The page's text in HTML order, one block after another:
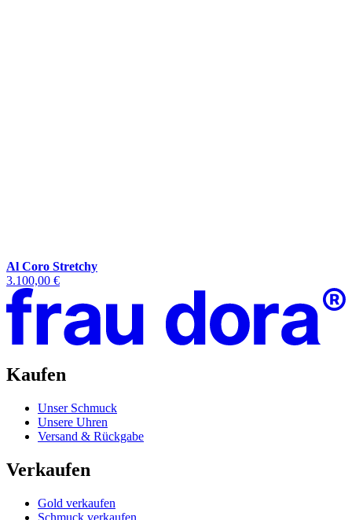
Al Coro Stretchy
3.100,00 €
Kaufen
Unser Schmuck
Unsere Uhren
Versand & Rückgabe
Verkaufen
Gold verkaufen
Schmuck verkaufen